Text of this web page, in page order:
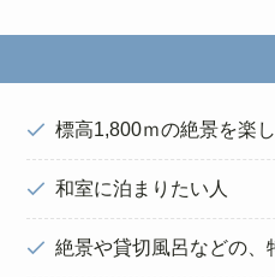
標高1,800ｍの絶景を楽
和室に泊まりたい人
絶景や貸切風呂などの、